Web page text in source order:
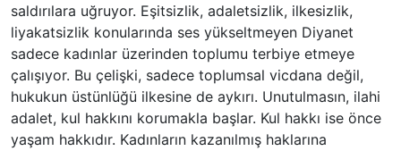
saldırılara uğruyor. Eşitsizlik, adaletsizlik, ilkesizlik,
liyakatsizlik konularında ses yükseltmeyen Diyanet
sadece kadınlar üzerinden toplumu terbiye etmeye
çalışıyor. Bu çelişki, sadece toplumsal vicdana değil,
hukukun üstünlüğü ilkesine de aykırı. Unutulmasın, ilahi
adalet, kul hakkını korumakla başlar. Kul hakkı ise önce
yaşam hakkıdır. Kadınların kazanılmış haklarına